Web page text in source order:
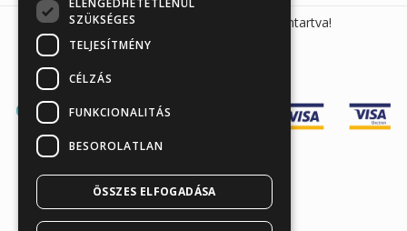
Sunmed Kft. 2026 © Minden jog fenntartva!
Árukereső.hu
SZÜKSÉGES
TELJESÍTMÉNY
CÉLZÁS
FUNKCIONALITÁS
BESOROLATLAN
ÖSSZES ELFOGADÁSA